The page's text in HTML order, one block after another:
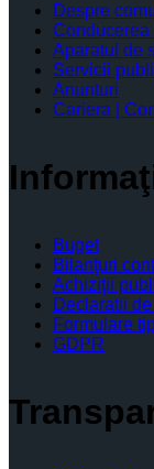
Despre
Conducerea
Aparatul de
Servicii
Anunturi
Cariera |
Buget
Bilanţuri
Achiziţii
Declaratii
Formulare
GDPR